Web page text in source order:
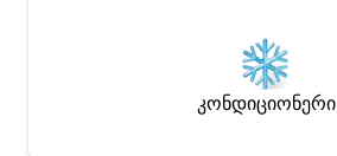
კონდიციონერი